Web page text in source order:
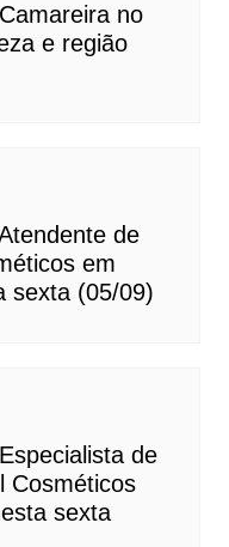
no
e região
de
em
sexta (05/09)
de
Cosméticos
sexta